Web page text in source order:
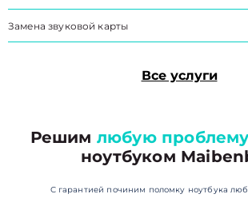
Замена звуковой карты
Все услуги
Решим любую проблему
ноутбуком
С гарантией починим поломку ноутбука